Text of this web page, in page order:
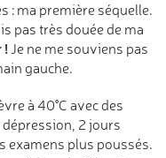
: ma première séquelle.
pas très douée de ma
!Je ne me souviens pas
gauche.
à 40°C avec des
2 jours
examens plus poussés.